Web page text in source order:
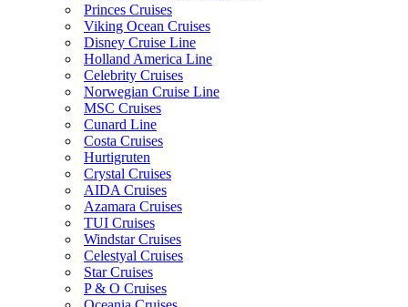
Princes Cruises
Viking Ocean Cruises
Disney Cruise Line
Holland America Line
Celebrity Cruises
Norwegian Cruise Line
MSC Cruises
Cunard Line
Costa Cruises
Hurtigruten
Crystal Cruises
AIDA Cruises
Azamara Cruises
TUI Cruises
Windstar Cruises
Celestyal Cruises
Star Cruises
P & O Cruises